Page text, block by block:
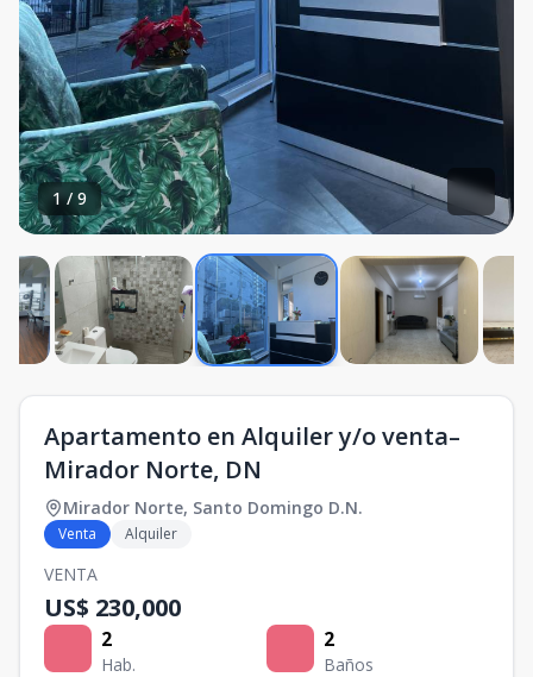
1/ 9
Apartamento en Alquiler y/o venta–
Mirador Norte, DN
Mirador Norte, Santo Domingo D.N.
Venta Alquiler
VENTA
US$ 230,000
2
Hab.
2
Baños